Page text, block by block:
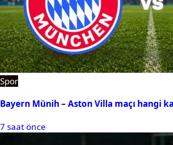
Spor
Bayern Münih – Aston Villa maçı hangi
7 saat önce